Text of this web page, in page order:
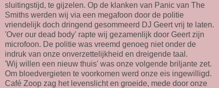
sluitingstijd, te gijzelen. Op de klanken van Panic van The
Smiths werden wij via een megafoon door de politie
vriendelijk doch dringend gesommeerd DJ Geert vrij te laten.
'Over our dead body' rapte wij gezamenlijk door Geert zijn
microfoon. De politie was vreemd genoeg niet onder de
indruk van onze onverzettelijkheid en dreigende taal.
'Wij willen een nieuw thuis' was onze volgende briljante zet.
Om bloedvergieten te voorkomen werd onze eis ingewilligd.
Café Zoop zag het levenslicht en groeide, mede door onze